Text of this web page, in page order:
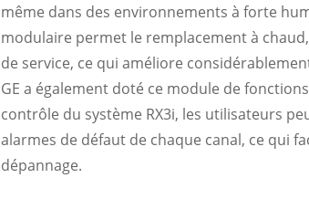
même dans des environnements à forte
modulaire permet le remplacement à
de service, ce qui améliore
GE a également doté ce module de
contrôle du système RX3i, les utilisateurs
alarmes de défaut de chaque canal, ce qui
dépannage.